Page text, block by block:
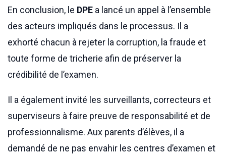
En conclusion, le DPE a lancé un appel à l’ensemble
des acteurs impliqués dans le processus. Il a
exhorté chacun à rejeter la corruption, la fraude et
toute forme de tricherie afin de préserver la
crédibilité de l’examen.
Il a également invité les surveillants, correcteurs et
superviseurs à faire preuve de responsabilité et de
professionnalisme. Aux parents d’élèves, il a
demandé de ne pas envahir les centres d’examen et